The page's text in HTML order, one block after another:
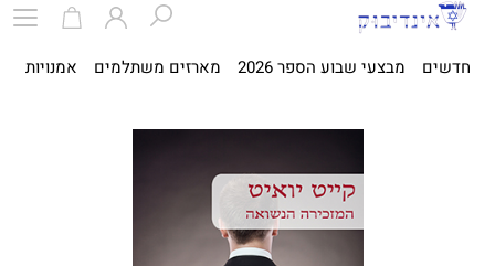
חדשים מבצעי שבוע הספר 2026 מארזים משתלמים אמנויות